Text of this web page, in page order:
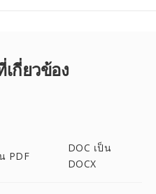
กี่ยวข้อง
PDF
DOC เป็น
DOCX